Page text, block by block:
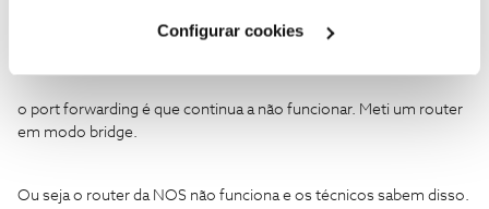
Configurar cookies
Resolveu os emparelhamentos dos sonoff, zemismart, e dos ac
o port forwarding é que continua a não funcionar. Meti um router
em modo bridge.
Ou seja o router da NOS não funciona e os técnicos sabem disso.